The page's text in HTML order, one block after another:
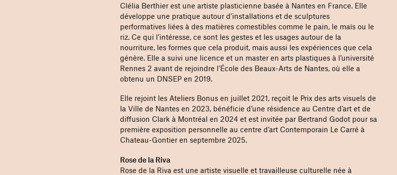
Clélia Berthier est une artiste plasticienne basée à Nantes en France. Elle
développe une pratique autour d’installations et de sculptures
performatives liées à des matières comestibles comme le pain, le maïs ou le
riz. Ce qui l’intéresse, ce sont les gestes et les usages autour de la
nourriture, les formes que cela produit, mais aussi les expériences que cela
génère. Elle a suivi une licence et un master en arts plastiques à l’université
Rennes 2 avant de rejoindre l’École des Beaux-Arts de Nantes, où elle a
obtenu un DNSEP en 2019.
Elle rejoint les Ateliers Bonus en juillet 2021, reçoit le Prix des arts visuels de
la Ville de Nantes en 2023, bénéficie d’une résidence au Centre d’art et de
diffusion Clark à Montréal en 2024 et est invitée par Bertrand Godot pour sa
première exposition personnelle au centre d’art Contemporain Le Carré à
Chateau-Gontier en septembre 2025.
Rose de la Riva
Rose de la Riva est une artiste visuelle et travailleuse culturelle née à